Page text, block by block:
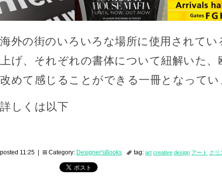
海外の街のいろいろな場所に使用されてい
上げ、それぞれの書体について紐解いた、
改めて感じることができる一冊となって
詳しくは以下
posted 11:25 | Category: Designer'sBooks tag: art creative design アート クリ